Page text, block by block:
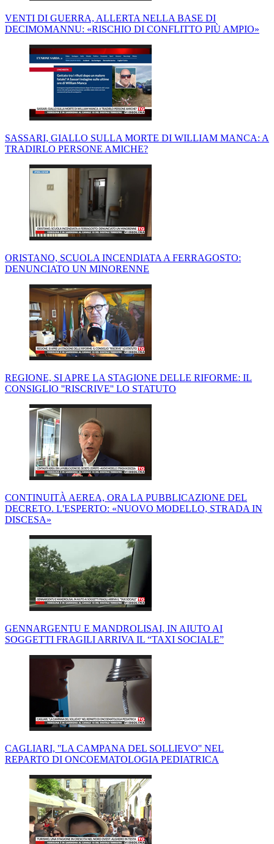
VENTI DI GUERRA, ALLERTA NELLA BASE DI
DECIMOMANNU: «RISCHIO DI CONFLITTO PIÙ AMPIO»
SASSARI, GIALLO SULLA MORTE DI WILLIAM MANCA: A
TRADIRLO PERSONE AMICHE?
ORISTANO, SCUOLA INCENDIATA A FERRAGOSTO:
DENUNCIATO UN MINORENNE
REGIONE, SI APRE LA STAGIONE DELLE RIFORME: IL
CONSIGLIO ''RISCRIVE'' LO STATUTO
CONTINUITÀ AEREA, ORA LA PUBBLICAZIONE DEL
DECRETO. L'ESPERTO: «NUOVO MODELLO, STRADA IN
DISCESA»
GENNARGENTU E MANDROLISAI, IN AIUTO AI
SOGGETTI FRAGILI ARRIVA IL “TAXI SOCIALE”
CAGLIARI, ''LA CAMPANA DEL SOLLIEVO'' NEL
REPARTO DI ONCOEMATOLOGIA PEDIATRICA